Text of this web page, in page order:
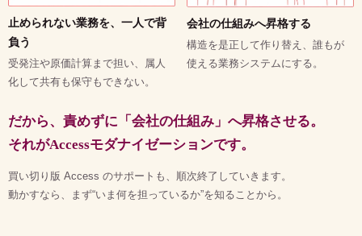
止められない業務を、一人で背
負う
受発注や原価計算まで担い、属人
化して共有も保守もできない。
会社の仕組みへ昇格する
構造を是正して作り替え、誰もが
使える業務システムにする。
だから、責めずに「会社の仕組み」へ昇格させる。
それがAccessモダナイゼーションです。
買い切り版 Access のサポートも、順次終了していきます。
動かすなら、まず“いま何を担っているか”を知ることから。